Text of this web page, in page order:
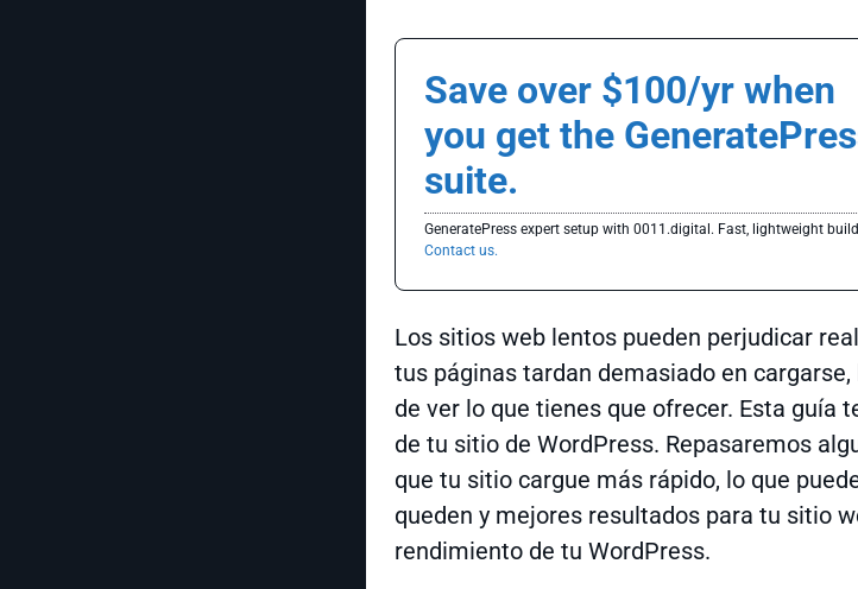
Save over $100/yr when
you get the
suite.
GeneratePress expert setup with 0011.digital. Fast, lightweight
Contact us.
Los sitios web lentos pueden perjudicar
tus páginas tardan demasiado en
de ver lo que tienes que ofrecer. Esta guía
de tu sitio de WordPress. Repasaremos
que tu sitio cargue más rápido, lo que
queden y mejores resultados para tu sitio
rendimiento de tu WordPress.